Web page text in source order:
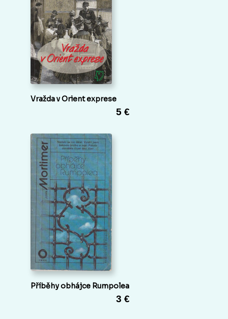
Vražda v Orient exprese
5 €
Příběhy obhájce Rumpolea
3 €